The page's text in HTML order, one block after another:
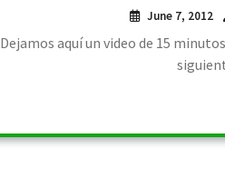
June 7, 2012
Dejamos aquí un video de 15